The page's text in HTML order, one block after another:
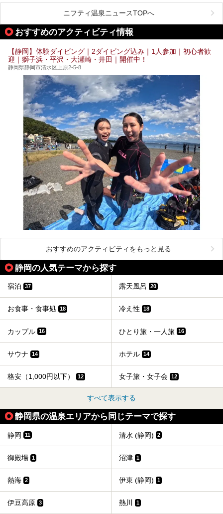
地下に眠る源泉を加水・加温・消毒無し、さらには途中過程
で空気にも触れさせることなく浴槽まで提供。「究極の源泉
かけ流し」と言っても決して過言ではありません。
今回、桜田温泉「山芳園」の“温泉”を中心に、その魅力を詳
細レポート。また口コミの評判も非常に高い宿であり、客室
や食事も併せて徹底紹介します！
ニフティ温泉ニュースTOPへ
おすすめのアクティビティ情報
【静岡】体験ダイビング｜2ダイビング込み｜1人参加｜初心者歓
迎｜獅子浜・平沢・大瀬崎・井田｜開催中！
静岡県静岡市清水区上原2-5-8
おすすめのアクティビティをもっと見る
静岡の人気テーマから探す
宿泊 37 露天風呂 20
お食事・食事処 18 冷え性 18
カップル 16 ひとり旅・一人旅 16
サウナ 14 ホテル 14
格安（1,000円以下） 12 女子旅・女子会 12
すべて表示する
静岡県の温泉エリアから同じテーマで探す
静岡 11 清水 (静岡) 2
御殿場 1 沼津 1
熱海 2 伊東 (静岡) 1
伊豆高原 3 熱川 1